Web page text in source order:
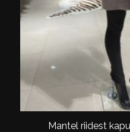
Mantel riidest